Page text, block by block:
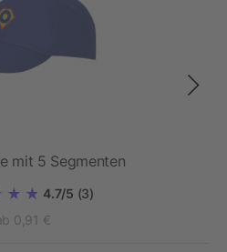
mit 5 Segmenten
4.7/5 (3)
0,91 €